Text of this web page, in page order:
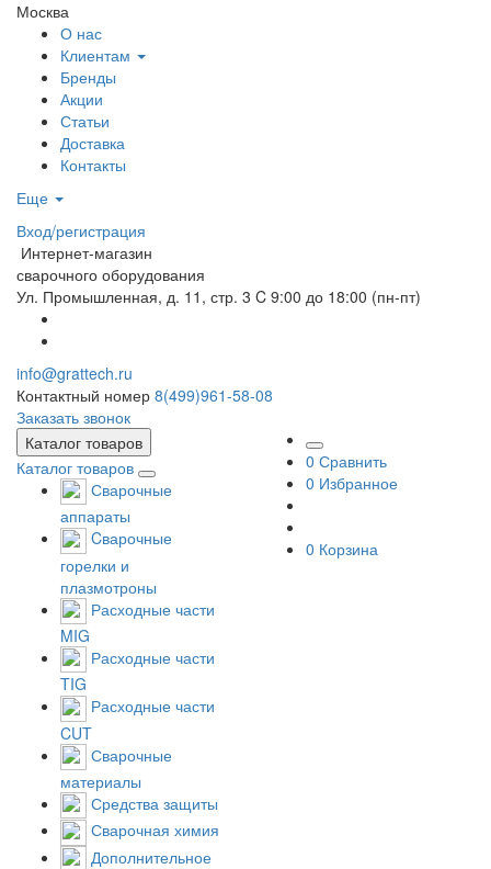
Москва
О нас
Клиентам
Бренды
Акции
Статьи
Доставка
Контакты
Еще
Вход/регистрация
Интернет-магазин
сварочного оборудования
Ул. Промышленная, д. 11, стр. 3 C 9:00 до 18:00 (пн-пт)
info@grattech.ru
Контактный номер 8(499)961-58-08
Заказать звонок
Каталог товаров
Каталог товаров
Сварочные
аппараты
Cварочные
горелки и
плазмотроны
Расходные части
MIG
Расходные части
TIG
Расходные части
CUT
Сварочные
материалы
Средства защиты
Сварочная химия
Дополнительное
0 Сравнить
0 Избранное
0 Корзина